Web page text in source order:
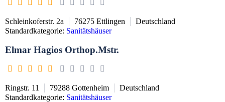
Schleinkoferstr. 2a 76275 Ettlingen
Deutschland
Standardkategorie: Sanitätshäuser
Elmar Hagios Orthop.Mstr.
Ringstr. 11 79288 Gottenheim
Deutschland
Standardkategorie: Sanitätshäuser